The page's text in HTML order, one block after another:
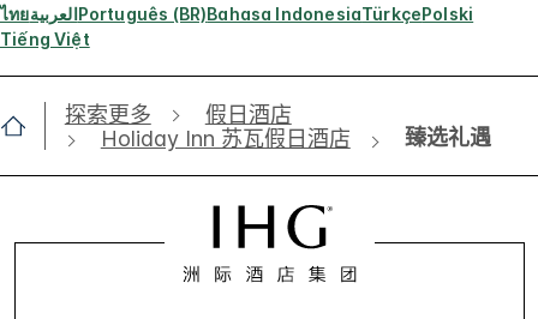
ไทยالعربيةPortuguês (BR)Bahasa IndonesiaTürkçePolski
Tiếng Việt
探索更多
假日酒店
Holiday Inn 苏瓦假日酒店
臻选礼遇